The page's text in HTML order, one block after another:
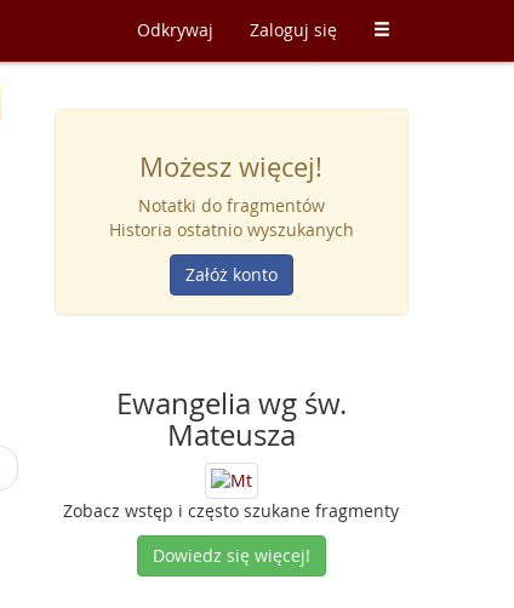
Odkrywaj Zaloguj się
Możesz więcej!
Notatki do fragmentów
Historia ostatnio wyszukanych
Załóż konto
Ewangelia wg św.
Mateusza
Zobacz wstęp i często szukane fragmenty
Dowiedz się więcej!